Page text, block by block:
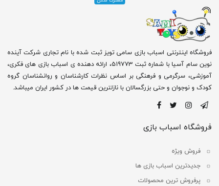
فروشگاه اینترنتی اسباب بازی سامی تویز ثبت شده با نام تجاری شرکت آینده
نوین سام آسیا با شماره ثبت 519773، ارائه دهنده ی اسباب بازی های فکری،
آموزشی، سرگرمی و فرهنگی بر اساس نظرات کارشناسان و روانشناسان گروه
کودک و نوجوان و حتی بزرگسالان با نازلترین قیمت ها در کشور ایران میباشد.
فروشگاه اسباب بازی
فروش ویژه
جدیدترین اسباب بازی ها
پرفروش ترین محصولات